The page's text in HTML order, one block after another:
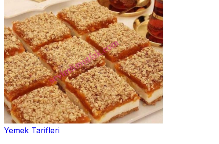
Yemek Tarifleri